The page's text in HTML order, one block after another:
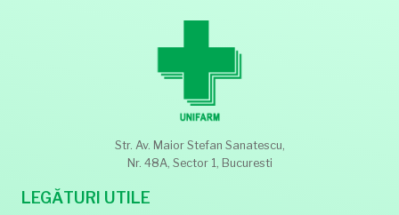
Str. Av. Maior Stefan Sanatescu,
Nr. 48A, Sector 1, Bucuresti
LEGĂTURI UTILE